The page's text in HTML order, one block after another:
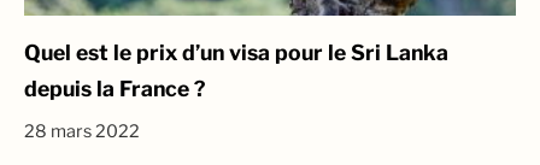
Quel est le prix d’un visa pour le Sri Lanka
depuis la France ?
28 mars 2022